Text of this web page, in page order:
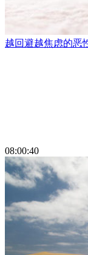
越回避越焦虑的恶
08:00:40